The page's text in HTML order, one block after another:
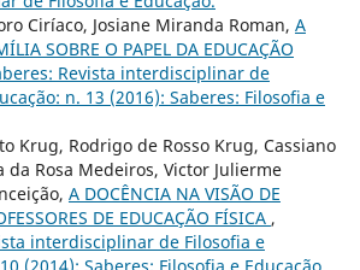
Ciríaco, Josiane Miranda Roman, A
SOBRE O PAPEL DA EDUCAÇÃO
Revista interdisciplinar de
n. 13 (2016): Saberes: Filosofia e
Krug, Rodrigo de Rosso Krug, Cassiano
da Rosa Medeiros, Victor Julierme
A DOCÊNCIA NA VISÃO DE
DE EDUCAÇÃO FÍSICA ,
interdisciplinar de Filosofia e
(2014): Saberes: Filosofia e Educação